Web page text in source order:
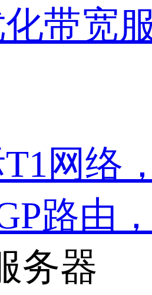
化带宽
网络
路由
务器